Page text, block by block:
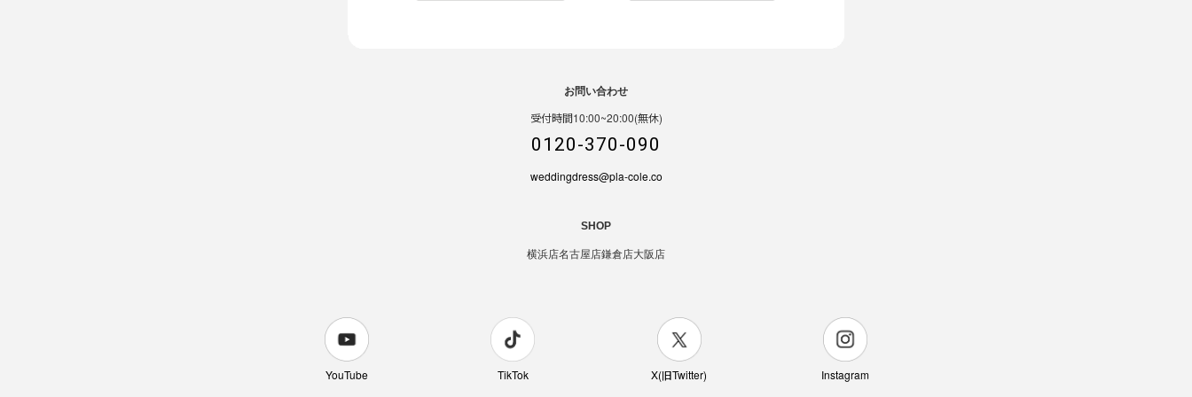
お問い合わせ
受付時間10:00~20:00(無休)
0120-370-090
weddingdress@pla-cole.co
SHOP
横浜店名古屋店鎌倉店大阪店
YouTube TikTok X(旧Twitter) Instagram